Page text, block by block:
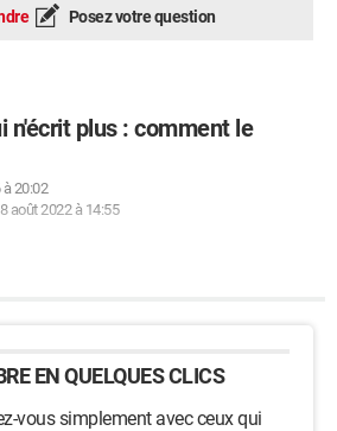
Posez votre question
n'écrit plus : comment le
20:02
8 août 2022 à 14:55
EN QUELQUES CLICS
vous simplement avec ceux qui